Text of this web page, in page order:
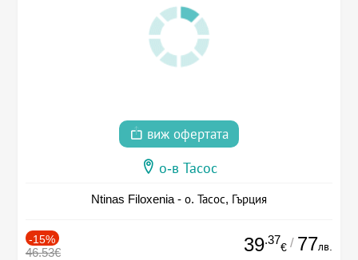
виж офертата
о-в Тасос
Ntinas Filoxenia - о. Тасос, Гърция
-15%
46.53€ 39.37
€ / 77лв.